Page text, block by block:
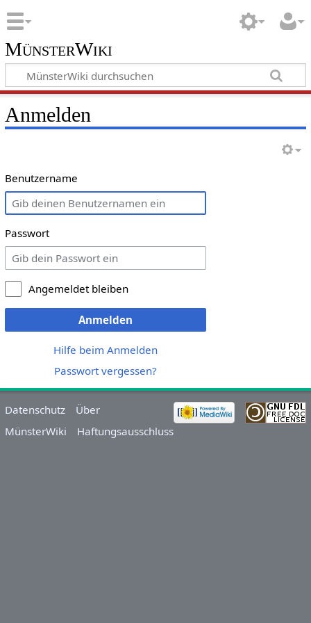
MünsterWiki
Anmelden
Benutzername
Passwort
Angemeldet bleiben
Anmelden
Hilfe beim Anmelden
Passwort vergessen?
Datenschutz
Über
MünsterWiki
Haftungsausschluss